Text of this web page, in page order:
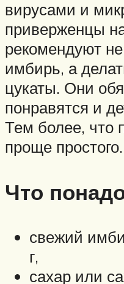
вирусами и
приверженцы
рекомендуют
имбирь, а
цукаты. Они
понравятся и
Тем более, что
проще простого.
Что
свежий
г,
сахар или